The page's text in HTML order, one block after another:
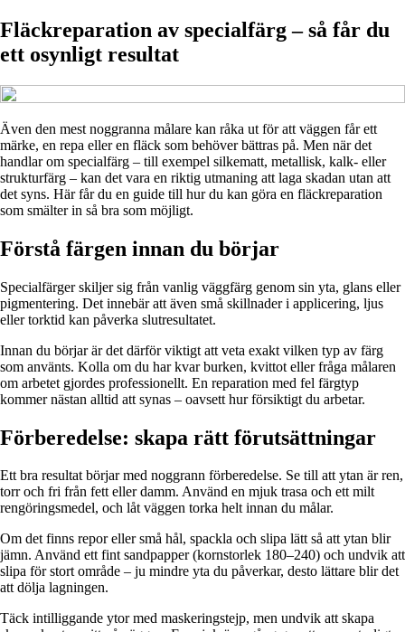
Fläckreparation av specialfärg – så får du
ett osynligt resultat
Även den mest noggranna målare kan råka ut för att väggen får ett
märke, en repa eller en fläck som behöver bättras på. Men när det
handlar om specialfärg – till exempel silkematt, metallisk, kalk- eller
strukturfärg – kan det vara en riktig utmaning att laga skadan utan att
det syns. Här får du en guide till hur du kan göra en fläckreparation
som smälter in så bra som möjligt.
Förstå färgen innan du börjar
Specialfärger skiljer sig från vanlig väggfärg genom sin yta, glans eller
pigmentering. Det innebär att även små skillnader i applicering, ljus
eller torktid kan påverka slutresultatet.
Innan du börjar är det därför viktigt att veta exakt vilken typ av färg
som använts. Kolla om du har kvar burken, kvittot eller fråga målaren
om arbetet gjordes professionellt. En reparation med fel färgtyp
kommer nästan alltid att synas – oavsett hur försiktigt du arbetar.
Förberedelse: skapa rätt förutsättningar
Ett bra resultat börjar med noggrann förberedelse. Se till att ytan är ren,
torr och fri från fett eller damm. Använd en mjuk trasa och ett milt
rengöringsmedel, och låt väggen torka helt innan du målar.
Om det finns repor eller små hål, spackla och slipa lätt så att ytan blir
jämn. Använd ett fint sandpapper (kornstorlek 180–240) och undvik att
slipa för stort område – ju mindre yta du påverkar, desto lättare blir det
att dölja lagningen.
Täck intilliggande ytor med maskeringstejp, men undvik att skapa